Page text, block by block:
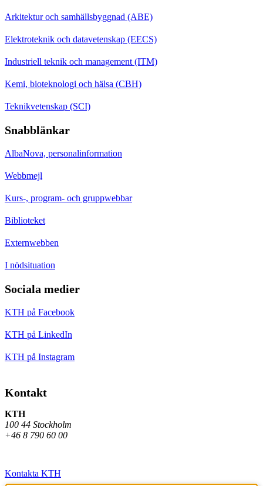
Arkitektur och samhällsbyggnad (ABE)
Elektroteknik och datavetenskap (EECS)
Industriell teknik och management (ITM)
Kemi, bioteknologi och hälsa (CBH)
Teknikvetenskap (SCI)
Snabblänkar
AlbaNova, personalinformation
Webbmejl
Kurs-, program- och gruppwebbar
Biblioteket
Externwebben
I nödsituation
Sociala medier
KTH på Facebook
KTH på LinkedIn
KTH på Instagram
Kontakt
KTH
100 44 Stockholm
+46 8 790 60 00
Kontakta KTH